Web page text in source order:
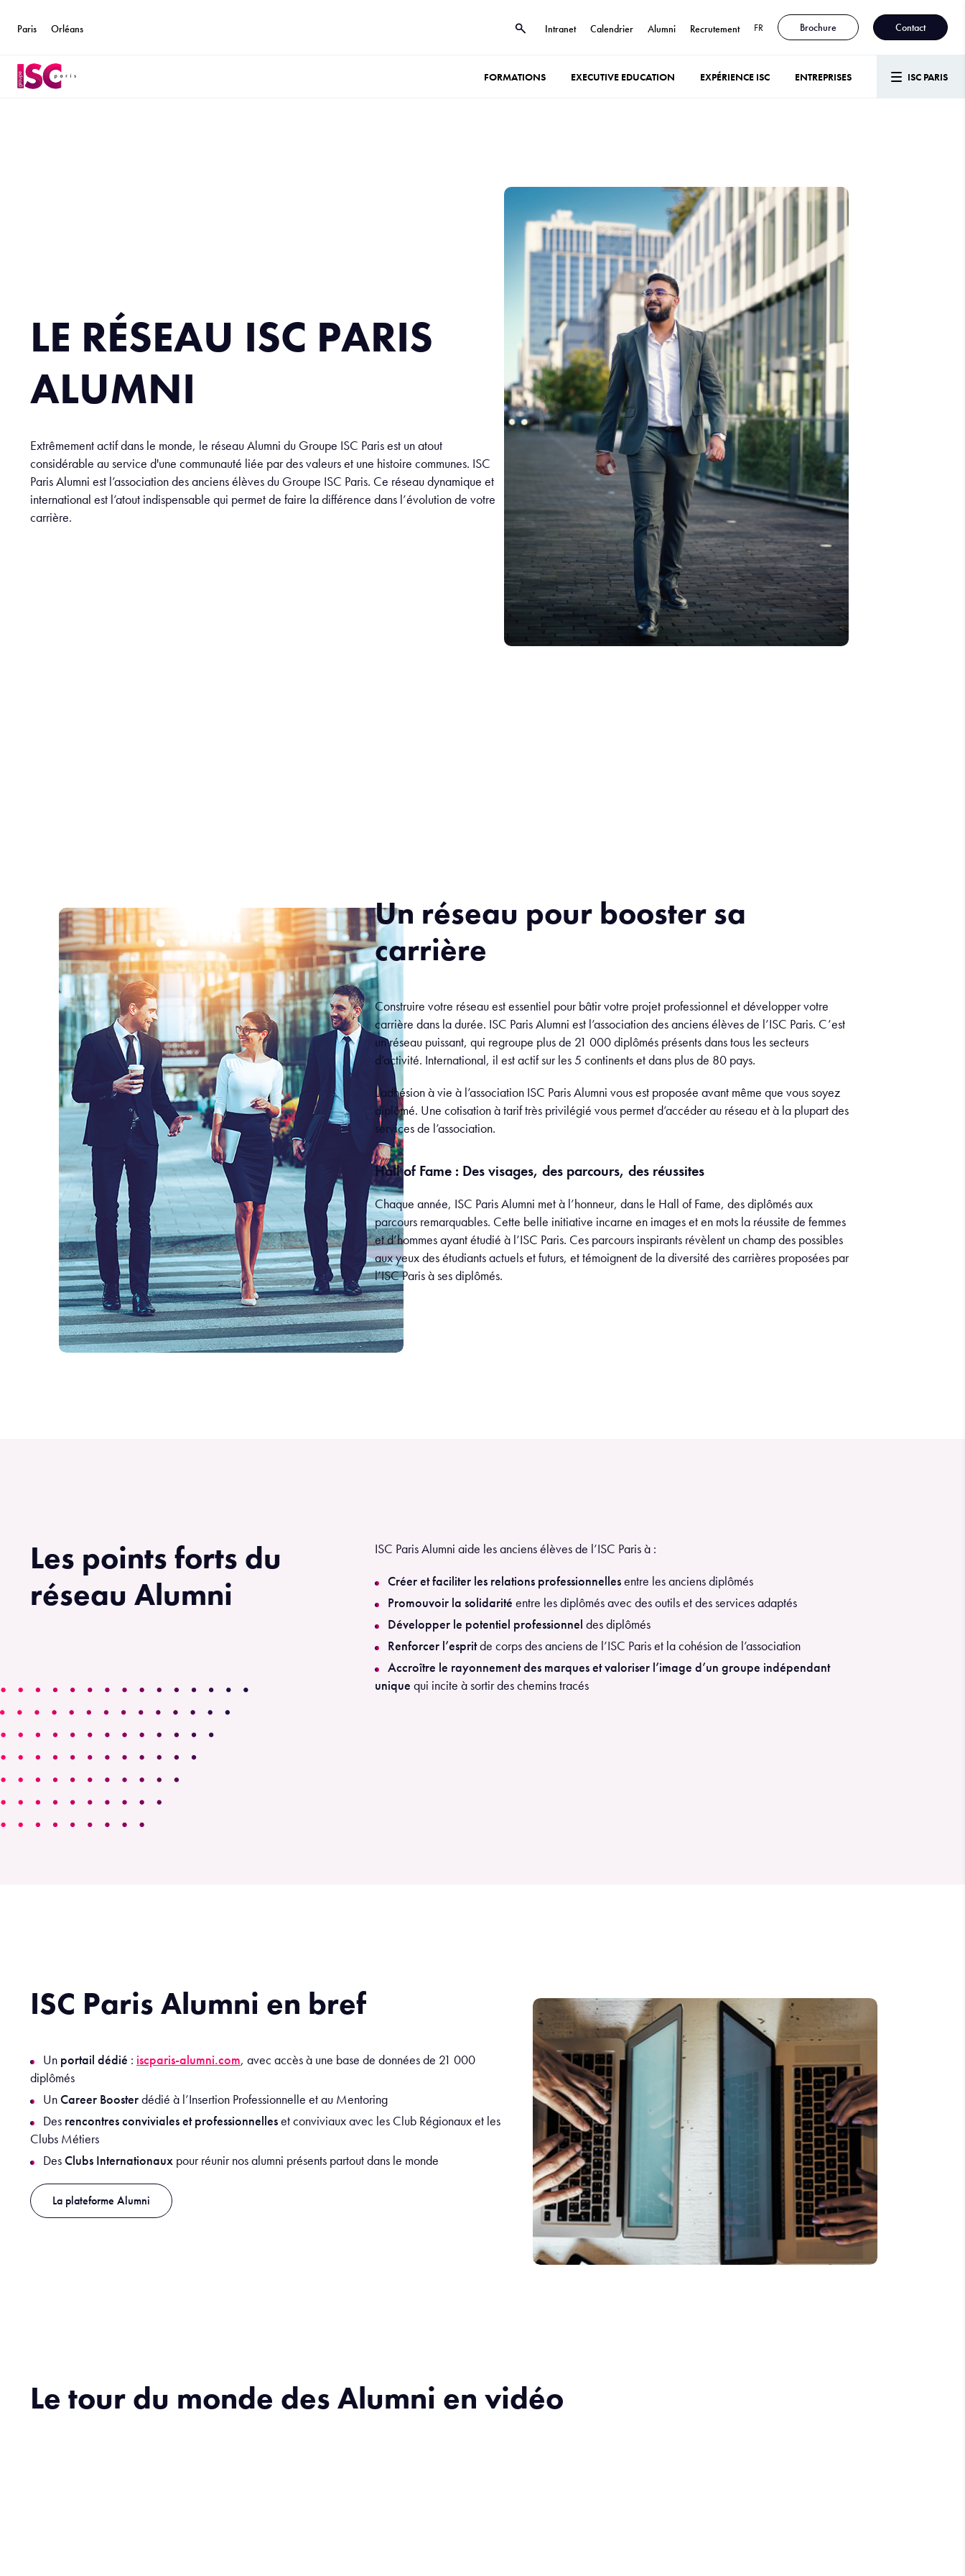
Paris Orléans Intranet Calendrier Alumni Recrutement FR Brochure Contact
FORMATIONS EXECUTIVE EDUCATION EXPÉRIENCE ISC ENTREPRISES ISC PARIS
LE RÉSEAU ISC PARIS
ALUMNI
Extrêmement actif dans le monde, le réseau Alumni du Groupe ISC Paris est un atout
considérable au service d'une communauté liée par des valeurs et une histoire communes. ISC
Paris Alumni est l’association des anciens élèves du Groupe ISC Paris. Ce réseau dynamique et
international est l’atout indispensable qui permet de faire la différence dans l’évolution de votre
carrière.
Un réseau pour booster sa
carrière
Construire votre réseau est essentiel pour bâtir votre projet professionnel et développer votre
carrière dans la durée. ISC Paris Alumni est l’association des anciens élèves de l’ISC Paris. C’est
un réseau puissant, qui regroupe plus de 21 000 diplômés présents dans tous les secteurs
d’activité. International, il est actif sur les 5 continents et dans plus de 80 pays.
L’adhésion à vie à l’association ISC Paris Alumni vous est proposée avant même que vous soyez
diplômé. Une cotisation à tarif très privilégié vous permet d’accéder au réseau et à la plupart des
services de l’association.
Hall of Fame : Des visages, des parcours, des réussites
Chaque année, ISC Paris Alumni met à l’honneur, dans le Hall of Fame, des diplômés aux
parcours remarquables. Cette belle initiative incarne en images et en mots la réussite de femmes
et d’hommes ayant étudié à l’ISC Paris. Ces parcours inspirants révèlent un champ des possibles
aux yeux des étudiants actuels et futurs, et témoignent de la diversité des carrières proposées par
l’ISC Paris à ses diplômés.
Les points forts du
réseau Alumni
ISC Paris Alumni aide les anciens élèves de l’ISC Paris à :
Créer et faciliter les relations professionnellesentre les anciens diplômés
Promouvoir la solidarité entre les diplômés avec des outils et des services adaptés
Développer le potentiel professionnel des diplômés
Renforcer l’espritde corps des anciens de l’ISC Paris et la cohésion de l’association
Accroître le rayonnement des marques et valoriser l’image d’un groupe indépendant
unique qui incite à sortir des chemins tracés
ISC Paris Alumni en bref
Un portail dédié : iscparis-alumni.com, avec accès à une base de données de 21 000
diplômés
UnCareer Boosterdédié à l’Insertion Professionnelle et au Mentoring
Des rencontres conviviales et professionnelleset conviviaux avec les Club Régionaux et les
Clubs Métiers
DesClubs Internationaux pour réunir nos alumni présents partout dans le monde
La plateforme Alumni
Le tour du monde des Alumni en vidéo